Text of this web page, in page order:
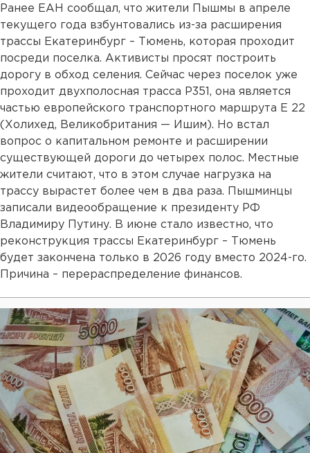
Ранее ЕАН сообщал, что жители Пышмы в апреле
текущего года взбунтовались из-за расширения
трассы Екатеринбург – Тюмень, которая проходит
посреди поселка. Активисты просят построить
дорогу в обход селения. Сейчас через поселок уже
проходит двухполосная трасса Р351, она является
частью европейского транспортного маршрута E 22
(Холихед, Великобритания — Ишим). Но встал
вопрос о капитальном ремонте и расширении
существующей дороги до четырех полос. Местные
жители считают, что в этом случае нагрузка на
трассу вырастет более чем в два раза. Пышминцы
записали видеообращение к президенту РФ
Владимиру Путину. В июне стало известно, что
реконструкция трассы Екатеринбург – Тюмень
будет закончена только в 2026 году вместо 2024-го.
Причина – перераспределение финансов.